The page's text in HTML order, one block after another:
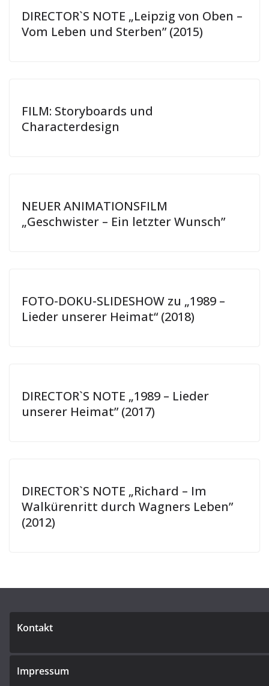
DIRECTOR`S NOTE „Leipzig von Oben –
Vom Leben und Sterben” (2015)
FILM: Storyboards und
Characterdesign
NEUER ANIMATIONSFILM
„Geschwister – Ein letzter Wunsch”
FOTO-DOKU-SLIDESHOW zu „1989 –
Lieder unserer Heimat“ (2018)
DIRECTOR`S NOTE „1989 – Lieder
unserer Heimat” (2017)
DIRECTOR`S NOTE „Richard – Im
Walkürenritt durch Wagners Leben”
(2012)
Kontakt
Impressum